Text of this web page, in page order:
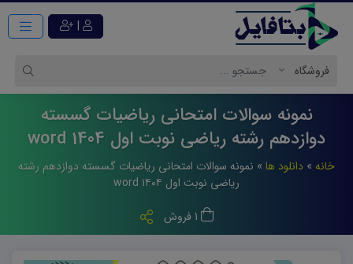
|
نمونه سوالات امتحانی ریاضیات گسسته
دوازدهم رشته ریاضی نوبت اول 1404 word
خانه » دانلود ها » نمونه سوالات امتحانی ریاضیات گسسته دوازدهم رشته
ریاضی نوبت اول ۱۴۰۴ word